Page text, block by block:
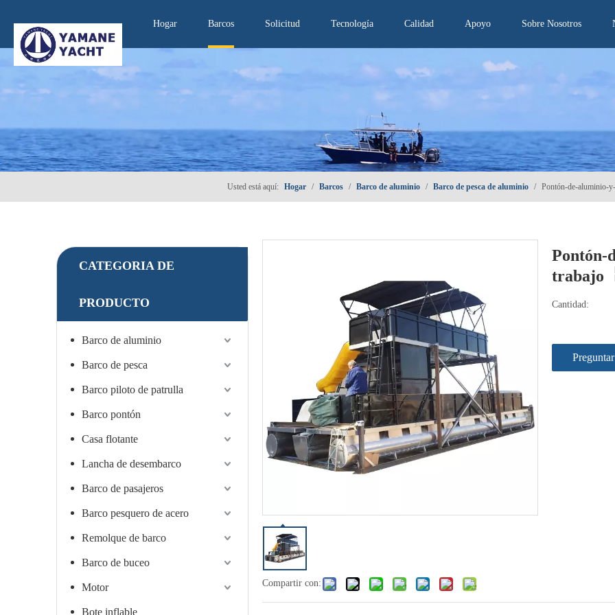
Hogar Barcos Solicitud Tecnología Calidad Apoyo Sobre Nosotros
Usted está aquí: Hogar / Barcos / Barco de aluminio / Barco de pesca de aluminio / Pontón-de-aluminio-
CATEGORIA DE
PRODUCTO
Barco de aluminio
Barco de pesca
Barco piloto de patrulla
Barco pontón
Casa flotante
Lancha de desembarco
Barco de pasajeros
Barco pesquero de acero
Remolque de barco
Barco de buceo
Motor
Bote inflable
Compartir con:
Pontón-
trabajo
Cantidad:
Preguntar